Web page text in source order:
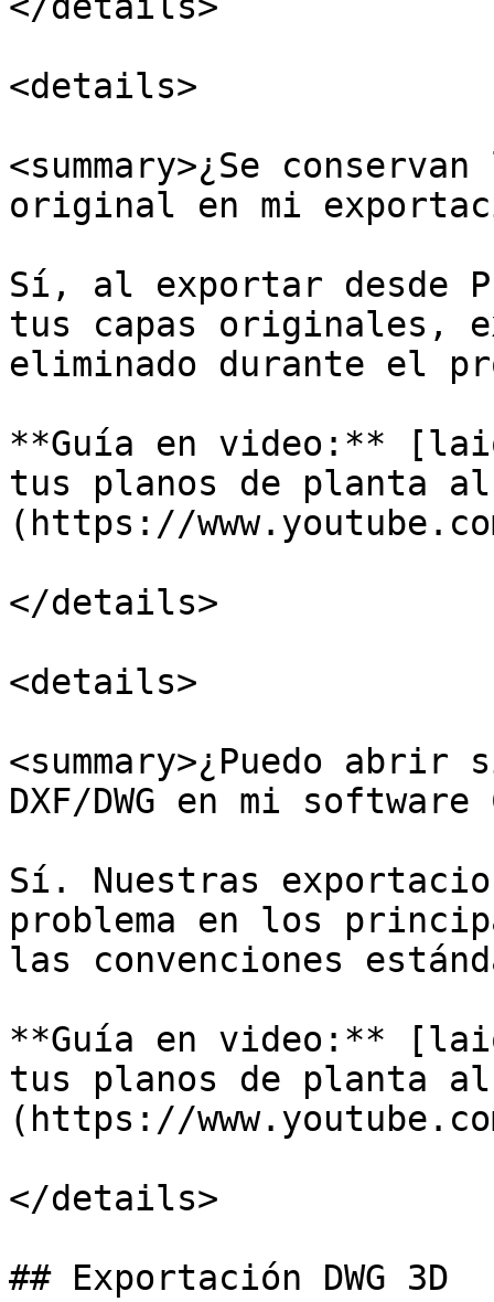
<details>
<summary>¿Se
original en mi
Sí, al exportar desde
tus capas originales,
eliminado durante el
**Guía en video:**
tus planos de planta
(https://
</details>
<details>
<summary>¿Puedo
DXF/DWG en mi software
Sí. Nuestras
problema en los
las convenciones
**Guía en video:**
tus planos de planta
(https://
</details>
## Exportación DWG 3D